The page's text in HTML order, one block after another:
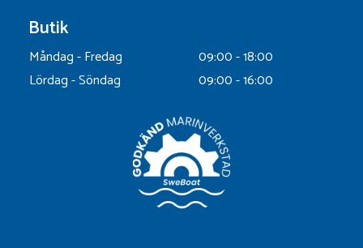
Butik
Måndag - Fredag
09:00 - 18:00
Lördag - Söndag
09:00 - 16:00